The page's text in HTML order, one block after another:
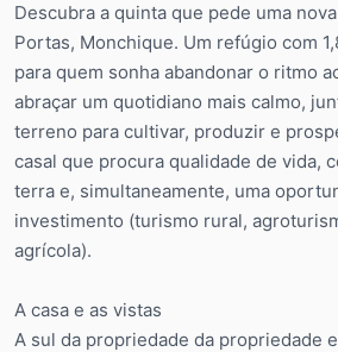
Descubra a quinta que pede uma
Portas, Monchique. Um refúgio com
para quem sonha abandonar o ritmo
abraçar um quotidiano mais calmo,
terreno para cultivar, produzir e
casal que procura qualidade de vida,
terra e, simultaneamente, uma
investimento (turismo rural,
agrícola).
A casa e as vistas
A sul da propriedade da propriedade